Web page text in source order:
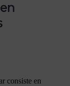
consiste en